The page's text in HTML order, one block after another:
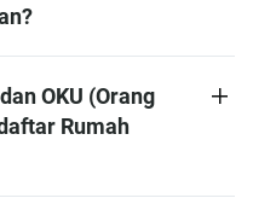
OKU (Orang
Rumah